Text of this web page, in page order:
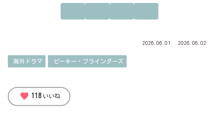
2026.06.01 2026.06.02
海外ドラマ ピーキー・ブラインダーズ
favorite 118 いいね